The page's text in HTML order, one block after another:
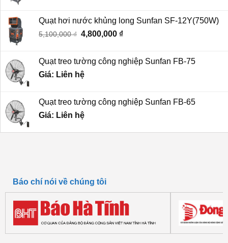
6,800,000 ₫.là:
Quạt hơi nước khủng long Sunfan SF-12Y(750W)
5,100,000₫ Giá
5,100,000 ₫.
4,800,000 ₫
là:
Quạt treo tường công nghiệp Sunfan FB-75
Giá: Liên hệ
Quạt treo tường công nghiệp Sunfan FB-65
Giá: Liên hệ
Báo chí nói về chúng tôi